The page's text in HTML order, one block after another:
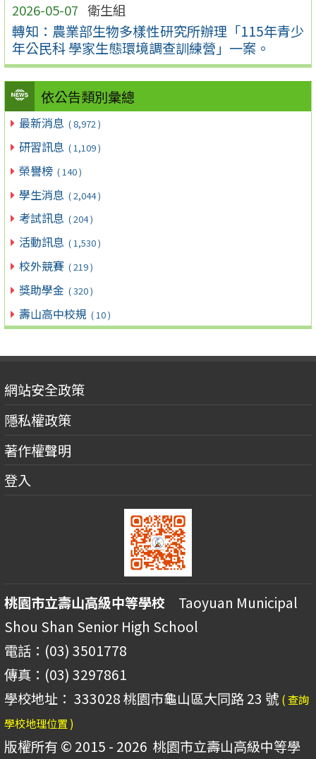
2026-05-07 衛生組
轉知：農業部生物多樣性研究所辦理「115年青少
年公民科 學家生態環境調查訓練營」一案。
依公告類別彙總
最新消息 ( 8,972 )
研習訊息 ( 1,109 )
榮譽榜 ( 140 )
學生消息 ( 2,044 )
考試訊息 ( 204 )
活動訊息 ( 1,530 )
校外競賽 ( 219 )
獎助學金 ( 320 )
壽山高中校規 ( 10 )
網站安全政策
隱私權政策
著作權聲明
登入
桃園市立壽山高級中等學校 Taoyuan Municipal
Shou Shan Senior High School
電話：(03) 3501778
傳真：(03) 3297861
學校地址： 333028 桃園市龜山區大同路 23 號 ( 查詢
學校地理位置 )
版權所有 © 2015 - 2026 桃園市立壽山高級中等學